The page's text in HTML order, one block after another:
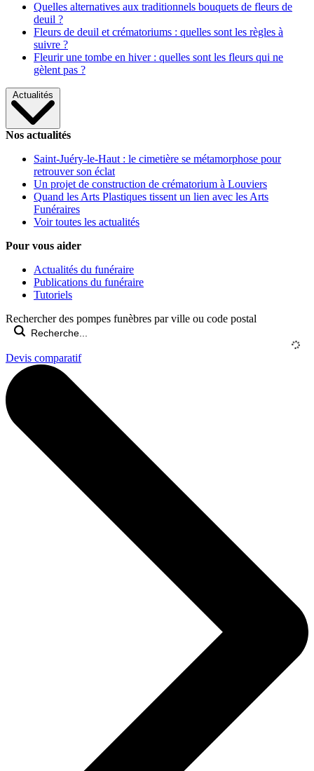
Quelles alternatives aux traditionnels bouquets de fleurs de
deuil ?
Fleurs de deuil et crématoriums : quelles sont les règles à
suivre ?
Fleurir une tombe en hiver : quelles sont les fleurs qui ne
gèlent pas ?
Actualités
Nos actualités
Saint-Juéry-le-Haut : le cimetière se métamorphose pour
retrouver son éclat
Un projet de construction de crématorium à Louviers
Quand les Arts Plastiques tissent un lien avec les Arts
Funéraires
Voir toutes les actualités
Pour vous aider
Actualités du funéraire
Publications du funéraire
Tutoriels
Rechercher des pompes funèbres par ville ou code postal
Devis comparatif